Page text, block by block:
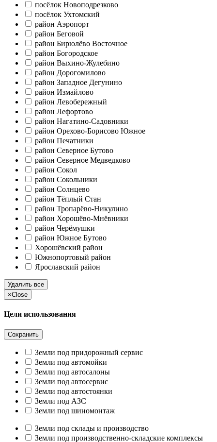
посёлок Новоподрезково
посёлок Ухтомский
район Аэропорт
район Беговой
район Бирюлёво Восточное
район Богородское
район Выхино-Жулебино
район Дорогомилово
район Западное Дегунино
район Измайлово
район Левобережный
район Лефортово
район Нагатино-Садовники
район Орехово-Борисово Южное
район Печатники
район Северное Бутово
район Северное Медведково
район Сокол
район Сокольники
район Солнцево
район Тёплый Стан
район Тропарёво-Никулино
район Хорошёво-Мнёвники
район Черёмушки
район Южное Бутово
Хорошёвский район
Южнопортовый район
Ярославский район
Удалить все
×Close
Цели использования
Сохранить
Земли под придорожный сервис
Земли под автомойки
Земли под автосалоны
Земли под автосервис
Земли под автостоянки
Земли под АЗС
Земли под шиномонтаж
Земли под склады и производство
Земли под производственно-складские комплексы